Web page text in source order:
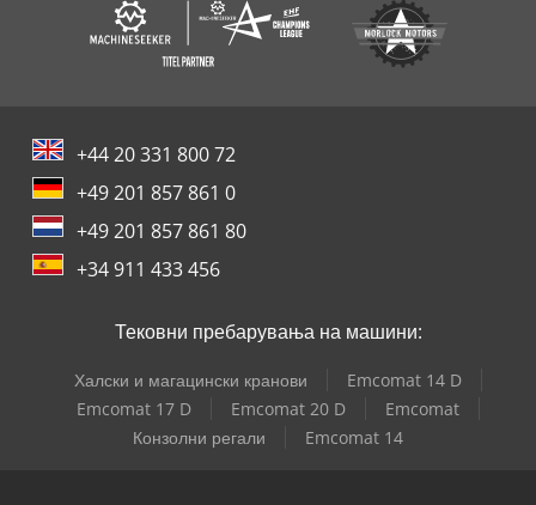
+44 20 331 800 72
+49 201 857 861 0
+49 201 857 861 80
+34 911 433 456
Тековни пребарувања на машини:
Халски и магацински кранови
Emcomat 14 D
Emcomat 17 D
Emcomat 20 D
Emcomat
Конзолни регали
Emcomat 14